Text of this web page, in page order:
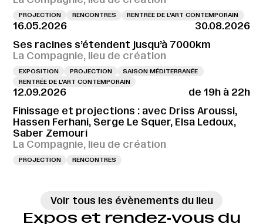
PROJECTION RENCONTRES RENTRÉE DE L'ART CONTEMPORAIN
16.05.2026
30.08.2026
Ses racines s’étendent jusqu’à 7000km
La Compagnie, lieu de création
EXPOSITION PROJECTION
SAISON MÉDITERRANÉE
RENTRÉE DE L'ART CONTEMPORAIN
12.09.2026
de 19h à 22h
Finissage et projections : avec Driss Aroussi,
Hassen Ferhani, Serge Le Squer, Elsa Ledoux,
Saber Zemouri
La Compagnie, lieu de création
PROJECTION RENCONTRES
Voir tous les évènements du lieu
Expos et rendez‑vous du